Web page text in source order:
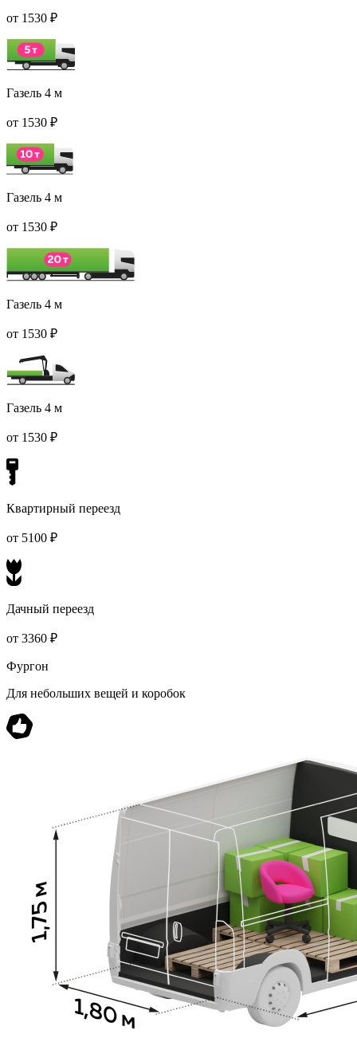
от 1530 ₽
Газель 4 м
от 1530 ₽
Газель 4 м
от 1530 ₽
Газель 4 м
от 1530 ₽
Газель 4 м
от 1530 ₽
Квартирный переезд
от 5100 ₽
Дачный переезд
от 3360 ₽
Фургон
Для небольших вещей и коробок